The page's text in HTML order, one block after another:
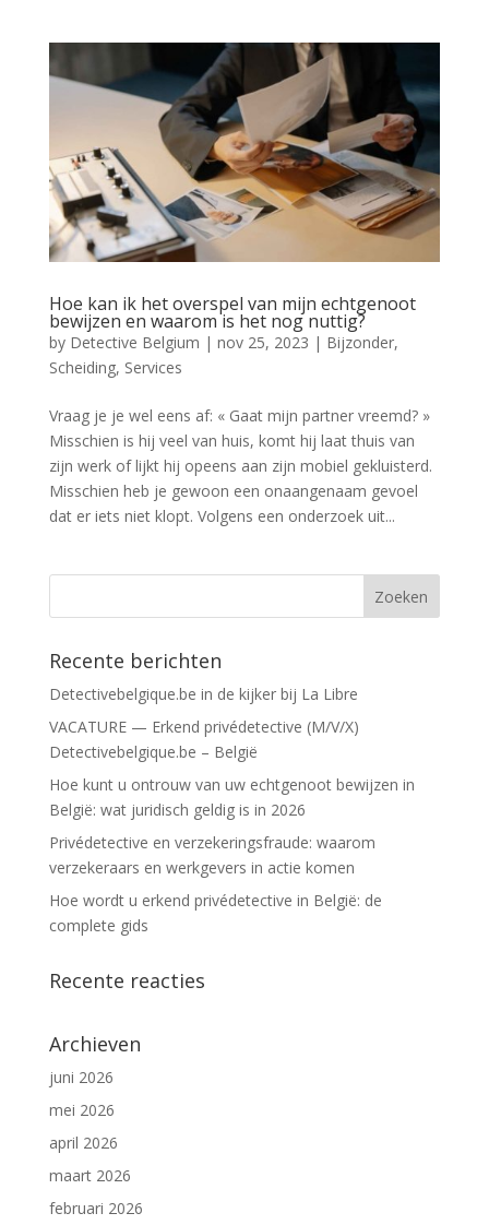
Hoe kan ik het overspel van mijn echtgenoot
bewijzen en waarom is het nog nuttig?
by Detective Belgium | nov 25, 2023 | Bijzonder,
Scheiding, Services
Vraag je je wel eens af: « Gaat mijn partner vreemd? »
Misschien is hij veel van huis, komt hij laat thuis van
zijn werk of lijkt hij opeens aan zijn mobiel gekluisterd.
Misschien heb je gewoon een onaangenaam gevoel
dat er iets niet klopt. Volgens een onderzoek uit...
Recente berichten
Detectivebelgique.be in de kijker bij La Libre
VACATURE — Erkend privédetective (M/V/X)
Detectivebelgique.be – België
Hoe kunt u ontrouw van uw echtgenoot bewijzen in
België: wat juridisch geldig is in 2026
Privédetective en verzekeringsfraude: waarom
verzekeraars en werkgevers in actie komen
Hoe wordt u erkend privédetective in België: de
complete gids
Recente reacties
Archieven
juni 2026
mei 2026
april 2026
maart 2026
februari 2026